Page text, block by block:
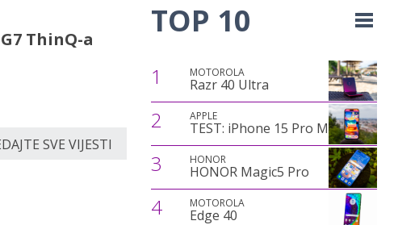
ThinQ-a
SVE VIJESTI
TOP 10
1 MOTOROLA
Razr 40 Ultra
2 APPLE
TEST: iPhone 15 Pro Max
3 HONOR
HONOR Magic5 Pro
4 MOTOROLA
Edge 40